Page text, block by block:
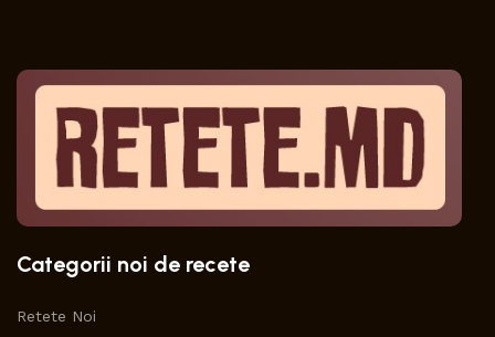
Categorii noi de recete
Retete Noi